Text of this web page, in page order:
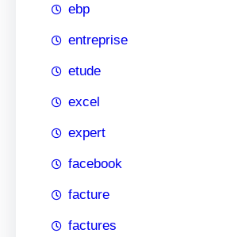
ebp
entreprise
etude
excel
expert
facebook
facture
factures